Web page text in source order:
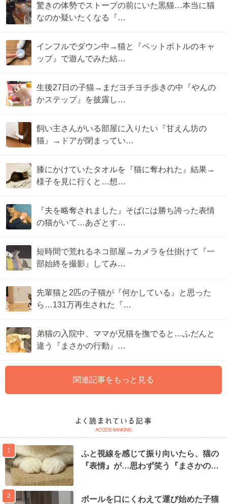
驚きの体勢でストーブの前にいた黒猫…本当に猫
なのか疑いたくなる『…
インフルでダウン中→猫と『ペットボトルのキャ
ップ』で遊んでみた結…
生後27日の子猫→まだヨチヨチ歩きの中『やんの
かステップ』を披露し…
飼い主さんがいる部屋に入りたい『甘えん坊の
猫』→ドアが閉まってい…
膝にかけていたタオルを『猫に奪われた』結果→
様子を見に行くと…想…
『夫を略奪されました』そばには勝ち誇った表情
の猫がいて…あざとす…
短時間で荒れるネコ部屋→カメラを仕掛けて『一
部始終を撮影』してみ…
先輩猫と2匹の子猫が『何かしている』と思った
ら…131万再生された『…
弟猫の入院中、ママが兄猫を撫でると…ふだんと
違う『まさかの行動』…
関連記事をもっと見る
1
ふと視線を感じて振り向いたら、猫の
『表情』が…思わず笑う『まさかの…
2
ボールを口にくわえて運び始めた子猫